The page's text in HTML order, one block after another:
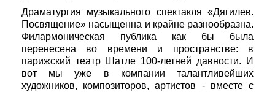
Драматургия музыкального спектакля «Дягилев.
Посвящение» насыщенна и крайне разнообразна.
Филармоническая публика как бы была
перенесена во времени и пространстве: в
парижский театр Шатле 100-летней давности. И
вот мы уже в компании талантливейших
художников, композиторов, артистов - вместе с